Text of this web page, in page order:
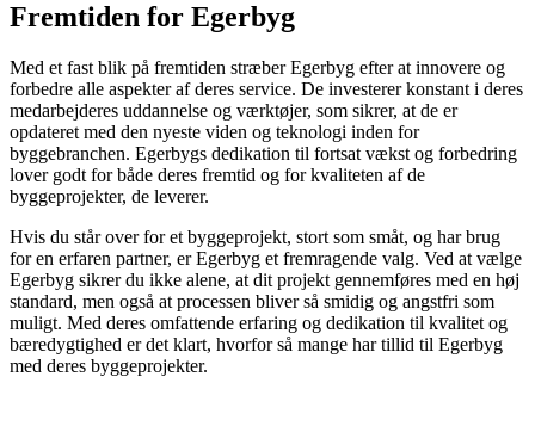
Fremtiden for Egerbyg
Med et fast blik på fremtiden stræber Egerbyg efter at innovere og
forbedre alle aspekter af deres service. De investerer konstant i deres
medarbejderes uddannelse og værktøjer, som sikrer, at de er
opdateret med den nyeste viden og teknologi inden for
byggebranchen. Egerbygs dedikation til fortsat vækst og forbedring
lover godt for både deres fremtid og for kvaliteten af de
byggeprojekter, de leverer.
Hvis du står over for et byggeprojekt, stort som småt, og har brug
for en erfaren partner, er Egerbyg et fremragende valg. Ved at vælge
Egerbyg sikrer du ikke alene, at dit projekt gennemføres med en høj
standard, men også at processen bliver så smidig og angstfri som
muligt. Med deres omfattende erfaring og dedikation til kvalitet og
bæredygtighed er det klart, hvorfor så mange har tillid til Egerbyg
med deres byggeprojekter.